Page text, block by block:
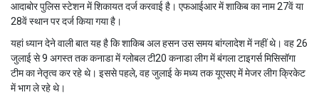
आदाबोर पुलिस स्टेशन में शिकायत दर्ज करवाई है। एफआईआर में शाकिब का नाम 27वें या
28वें स्थान पर दर्ज किया गया है।
यहां ध्यान देने वाली बात यह है कि शाकिब अल हसन उस समय बांग्लादेश में नहीं थे। वह 26
जुलाई से 9 अगस्त तक कनाडा में ग्लोबल टी20 कनाडा लीग में बंगला टाइगर्स मिसिसॉगा
टीम का नेतृत्व कर रहे थे। इससे पहले, वह जुलाई के मध्य तक यूएसए में मेजर लीग क्रिकेट
में भाग ले रहे थे।